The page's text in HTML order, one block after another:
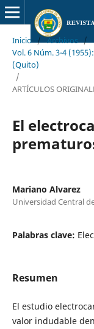
Inicio / Archivos /
Vol. 6 Núm. 3-4
(Quito)
/
ARTÍCULOS
El
Mariano Alvarez
Universidad Central
Palabras clave:
Resumen
El estudio
valor indudable